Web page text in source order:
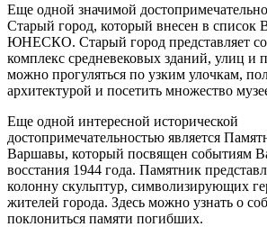
Еще одной значимой
Старый город, который внесен в список
ЮНЕСКО. Старый город представляет
комплекс средневековых зданий, улиц и
можно прогуляться по узким улочкам,
архитектурой и посетить множество
Еще одной интересной исторической
достопримечательностью является
Варшавы, который посвящен событиям
восстания 1944 года. Памятник
колонну скульптур, символизирующих
жителей города. Здесь можно узнать о
поклониться памяти погибших.